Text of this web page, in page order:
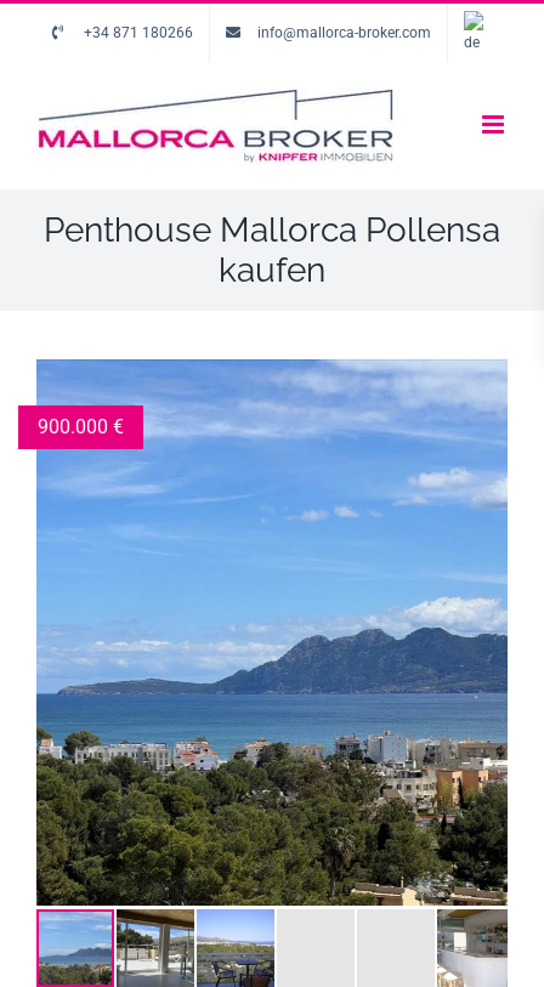
+34 871 180266 info@mallorca-broker.com
Penthouse Mallorca Pollensa
kaufen
900.000 €